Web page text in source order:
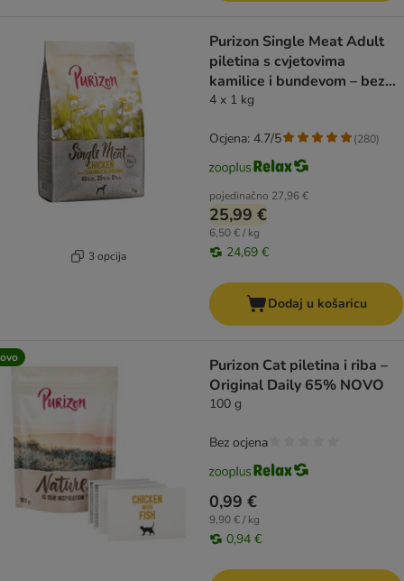
3 opcija
Purizon Single Meat Adult
piletina s cvjetovima
kamilice i bundevom – bez
žitarica
4 x 1 kg
pojedinačno 27,96 €
25,99 €
6,50 € / kg
24,69 €
Ocjena: 4.7/5 (280)
Dodaj u košaricu
Purizon Cat piletina i riba –
Original Daily 65% NOVO
100 g
0,99 €
9,90 € / kg
0,94 €
Bez ocjena